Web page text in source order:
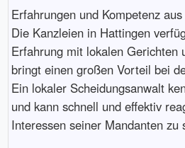
Erfahrungen und Kompetenz
Die Kanzleien in Hattingen
Erfahrung mit lokalen Gerichten
bringt einen großen Vorteil bei
Ein lokaler Scheidungsanwalt
und kann schnell und effektiv
Interessen seiner Mandanten zu